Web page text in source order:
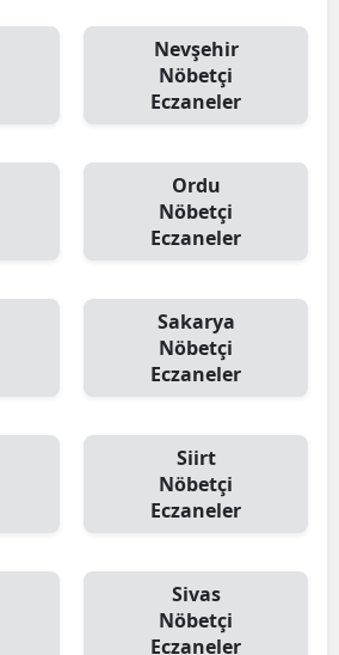
Nevşehir
Nöbetçi
Eczaneler
Ordu
Nöbetçi
Eczaneler
Sakarya
Nöbetçi
Eczaneler
Siirt
Nöbetçi
Eczaneler
Sivas
Nöbetçi
Eczaneler